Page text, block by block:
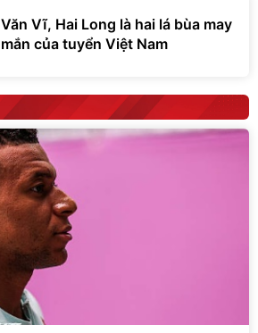
Văn Vĩ, Hai Long là hai lá bùa may
mắn của tuyển Việt Nam